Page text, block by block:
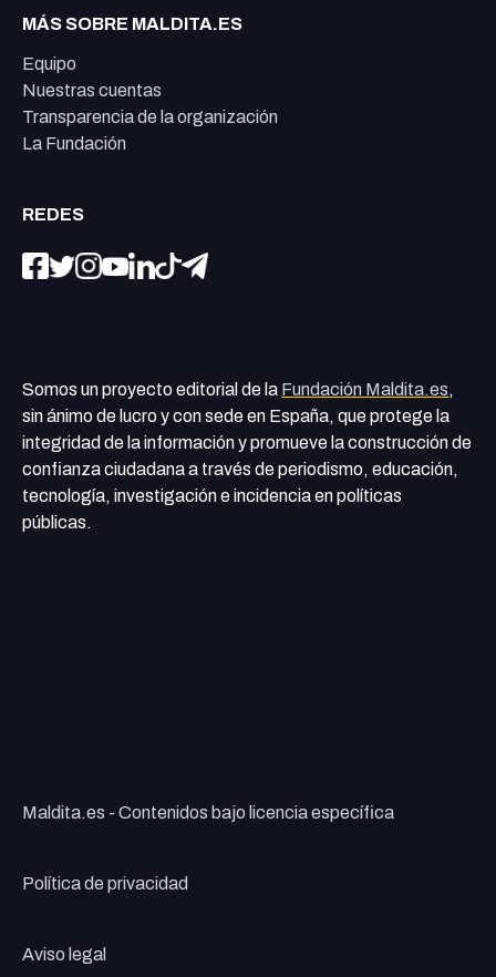
MÁS SOBRE MALDITA.ES
Equipo
Nuestras cuentas
Transparencia de la organización
La Fundación
REDES
Somos un proyecto editorial de la Fundación Maldita.es,
sin ánimo de lucro y con sede en España, que protege la
integridad de la información y promueve la construcción de
confianza ciudadana a través de periodismo, educación,
tecnología, investigación e incidencia en políticas
públicas.
Maldita.es - Contenidos bajo licencia específica
Política de privacidad
Aviso legal